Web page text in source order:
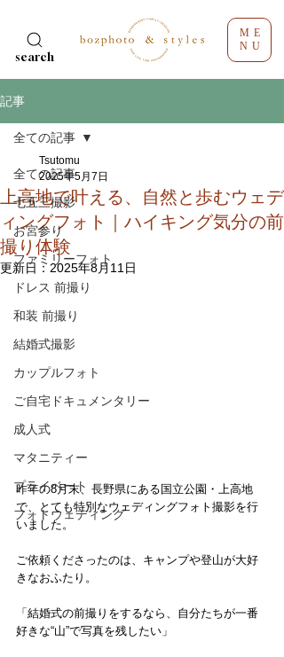
search
ME
NU
記事
全ての記事
七五三撮影
お宮参り
ファミリーフォト
ドレス 前撮り
和装 前撮り
結婚式撮影
カップルフォト
ご自宅ドキュメンタリー
成人式
マタニティー
プライベート
フォトウェディング
全ての記事
上高地で叶える、自然と歩むウェデ
ィングフォト｜ハイキング気分の前
撮り体験
Tsutomu
2025年5月7日
更新日： 2025年8月11日
昨年の8月末、長野県にある国立公園・上高地
で、とても特別なウェディングフォト撮影を行
いました。
ご依頼くださったのは、キャンプや登山が大好
きなおふたり。
「結婚式の前撮りをするなら、自分たちが一番
好きな“山”で写真を残したい」